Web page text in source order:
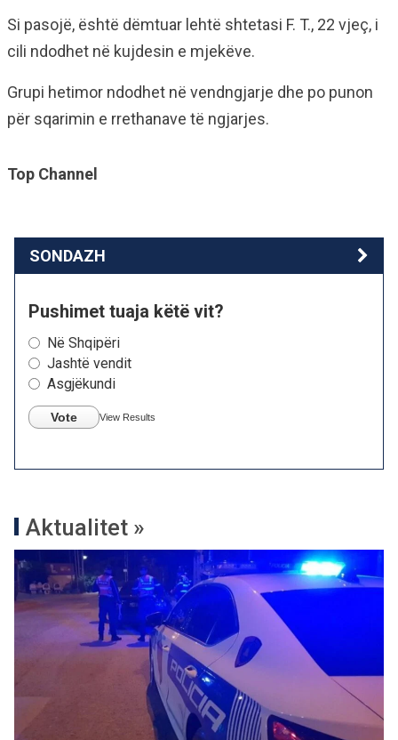
Si pasojë, është dëmtuar lehtë shtetasi F. T., 22 vjeç, i
cili ndodhet në kujdesin e mjekëve.
Grupi hetimor ndodhet në vendngjarje dhe po punon
për sqarimin e rrethanave të ngjarjes.
Top Channel
SONDAZH
Pushimet tuaja këtë vit?
Në Shqipëri
Jashtë vendit
Asgjëkundi
Vote View Results
Aktualitet »